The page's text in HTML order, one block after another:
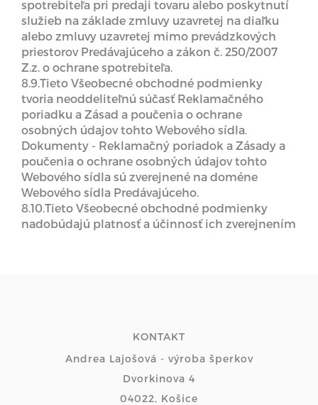
spotrebiteľa pri predaji tovaru alebo poskytnutí
služieb na základe zmluvy uzavretej na diaľku
alebo zmluvy uzavretej mimo prevádzkových
priestorov Predávajúceho a zákon č. 250/2007
Z.z. o ochrane spotrebiteľa.
8.9.Tieto Všeobecné obchodné podmienky
tvoria neoddeliteľnú súčasť Reklamačného
poriadku a Zásad a poučenia o ochrane
osobných údajov tohto Webového sídla.
Dokumenty - Reklamačný poriadok a Zásady a
poučenia o ochrane osobných údajov tohto
Webového sídla sú zverejnené na doméne
Webového sídla Predávajúceho.
8.10.Tieto Všeobecné obchodné podmienky
nadobúdajú platnosť a účinnosť ich zverejnením
KONTAKT
Andrea Lajošová - výroba šperkov
Dvorkinova 4
04022, Košice